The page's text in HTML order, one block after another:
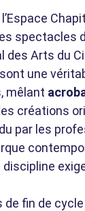
spectacles
des Arts du
une
mêlant
créations
par les
fin de